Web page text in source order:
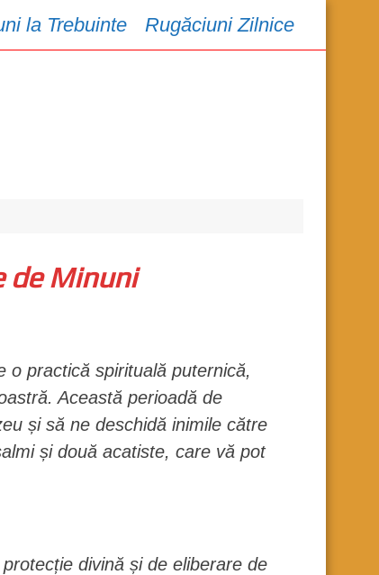
la Trebuinte Rugăciuni Zilnice
de Minuni
o practică spirituală puternică,
Această perioadă de
și să ne deschidă inimile către
și două acatiste, care vă pot
divină și de eliberare de